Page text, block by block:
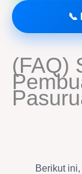
📞
(FAQ)
Berikut